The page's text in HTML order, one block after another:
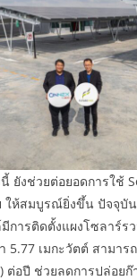
ยังช่วยต่อยอดการใช้
ให้สมบูรณ์ยิ่งขึ้น ปัจจุบั
การติดตั้งแผงโซลาร์ร
5.77 เมกะวัตต์ สามาร
ต่อปี ช่วยลดการปล่อยก๊